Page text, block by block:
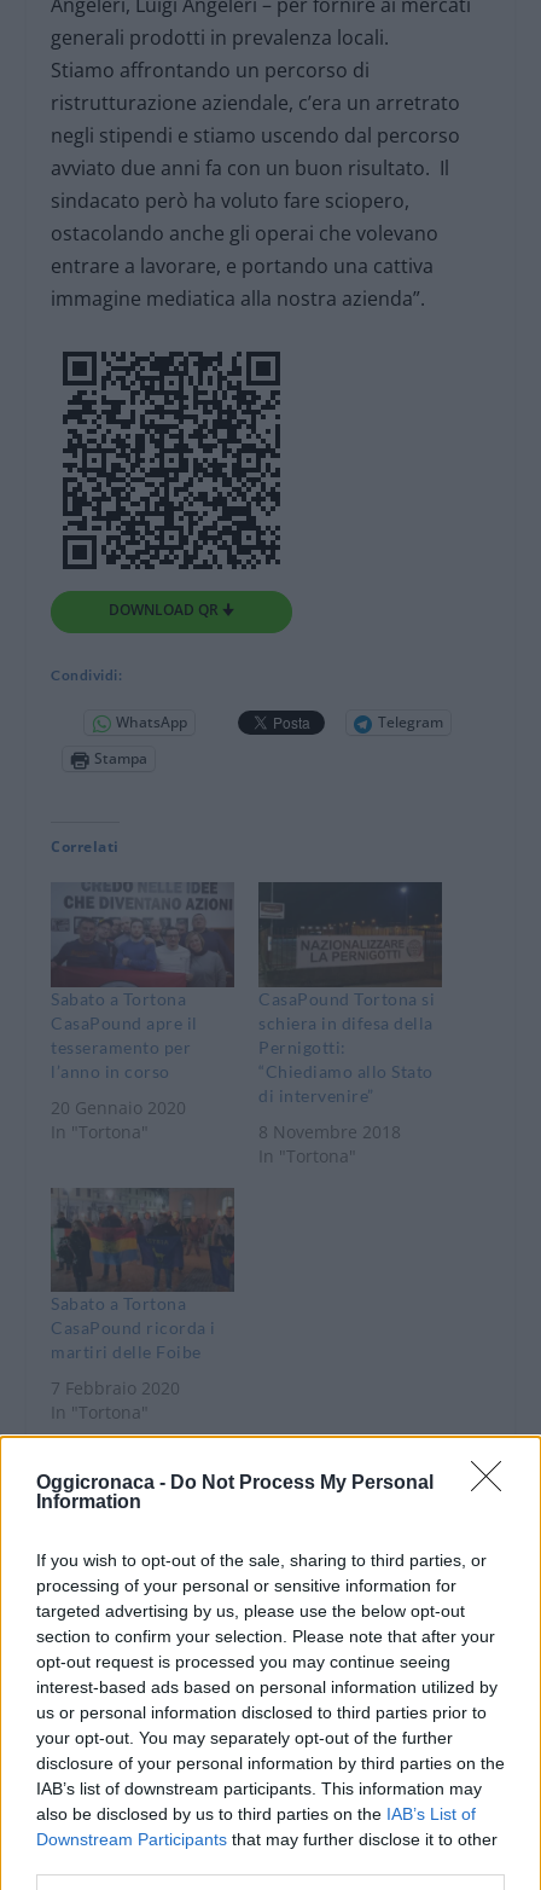
Oggicronaca - Do Not Process My Personal
Information
If you wish to opt-out of the sale, sharing to third parties, or
processing of your personal or sensitive information for
targeted advertising by us, please use the below opt-out
section to confirm your selection. Please note that after your
opt-out request is processed you may continue seeing
interest-based ads based on personal information utilized by
us or personal information disclosed to third parties prior to
your opt-out. You may separately opt-out of the further
disclosure of your personal information by third parties on the
IAB’s list of downstream participants. This information may
also be disclosed by us to third parties on the IAB’s List of
Downstream Participants that may further disclose it to other
generali prodotti in prevalenza locali.
Stiamo affrontando un percorso di
ristrutturazione aziendale, c’era un arretrato
negli stipendi e stiamo uscendo dal percorso
avviato due anni fa con un buon risultato. Il
sindacato però ha voluto fare sciopero,
ostacolando anche gli operai che volevano
entrare a lavorare, e portando una cattiva
immagine mediatica alla nostra azienda”.
DOWNLOAD QR 🠋
Condividi:
WhatsApp
Telegram
Stampa
Correlati
Sabato a Tortona
CasaPound apre il
tesseramento per
l’anno in corso
20 Gennaio 2020
In "Tortona"
CasaPound Tortona si
schiera in difesa della
Pernigotti:
“Chiediamo allo Stato
di intervenire”
8 Novembre 2018
In "Tortona"
Sabato a Tortona
CasaPound ricorda i
martiri delle Foibe
7 Febbraio 2020
In "Tortona"
CONDIVIDERE:
VALUTARE: